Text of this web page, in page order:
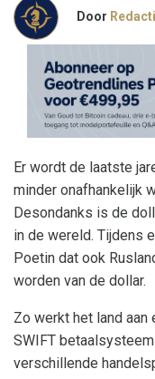
Door
Er wordt de laatste
minder onafhankelijk
Desondanks is de
in de wereld. Tijdens
Poetin dat ook
worden van de dollar.
Zo werkt het land
SWIFT
verschillende